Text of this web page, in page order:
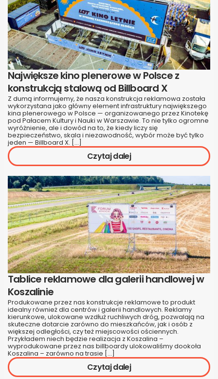
Największe kino plenerowe w Polsce z
konstrukcją stalową od Billboard X
Z dumą informujemy, że nasza konstrukcja reklamowa została
wykorzystana jako główny element infrastruktury największego
kina plenerowego w Polsce — organizowanego przez Kinotekę
pod Pałacem Kultury i Nauki w Warszawie. To nie tylko ogromne
wyróżnienie, ale i dowód na to, że kiedy liczy się
bezpieczeństwo, skala i niezawodność, wybór może być tylko
jeden — Billboard X. […]
Czytaj dalej
Tablice reklamowe dla galerii handlowej w
Koszalinie
Produkowane przez nas konstrukcje reklamowe to produkt
idealny również dla centrów i galerii handlowych. Reklamy
kierunkowe, ulokowane wzdłuż ruchliwych dróg, pozwalają na
skuteczne dotarcie zarówno do mieszkańców, jak i osób z
większej odległości, czy też miejscowości ościennych.
Przykładem niech będzie realizacja z Koszalina –
wyprodukowane przez nas billboardy ulokowaliśmy dookoła
Koszalina – zarówno na trasie […]
Czytaj dalej